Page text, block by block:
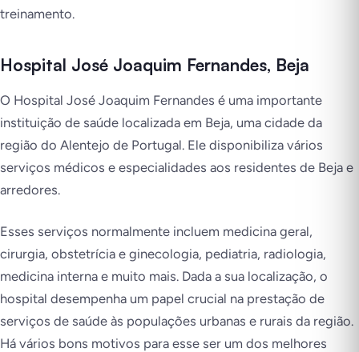
treinamento.
Hospital José Joaquim Fernandes, Beja
O Hospital José Joaquim Fernandes é uma importante
instituição de saúde localizada em Beja, uma cidade da
região do Alentejo de Portugal. Ele disponibiliza vários
serviços médicos e especialidades aos residentes de Beja e
arredores.
Esses serviços normalmente incluem medicina geral,
cirurgia, obstetrícia e ginecologia, pediatria, radiologia,
medicina interna e muito mais. Dada a sua localização, o
hospital desempenha um papel crucial na prestação de
serviços de saúde às populações urbanas e rurais da região.
Há vários bons motivos para esse ser um dos melhores